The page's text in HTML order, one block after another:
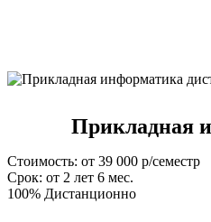
Прикладная
Стоимость: от 39 000 р/семестр
Срок: от 2 лет 6 мес.
100% Дистанционно